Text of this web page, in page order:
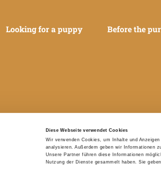
Diese Webseite verwendet Cookies
Wir verwenden Cookies, um Inhalte und
analysieren. Außerdem geben wir Informationen
Unsere Partner führen diese Informationen
Nutzung der Dienste gesammelt haben. Sie
Looking for a puppy Before the